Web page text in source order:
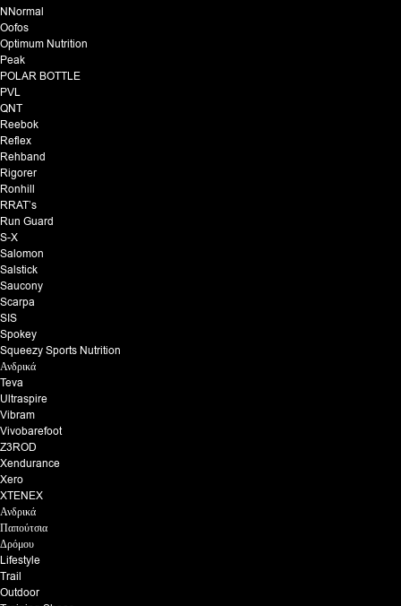
NNormal
Oofos
Optimum Nutrition
Peak
POLAR BOTTLE
PVL
QNT
Reebok
Reflex
Rehband
Rigorer
Ronhill
RRAT’s
Run Guard
S-X
Salomon
Salstick
Saucony
Scarpa
SIS
Spokey
Squeezy Sports Nutrition
Ανδρικά
Teva
Ultraspire
Vibram
Vivobarefoot
Z3ROD
Xendurance
Xero
XTENEX
Ανδρικά
Παπούτσια
Δρόμου
Lifestyle
Trail
Outdoor